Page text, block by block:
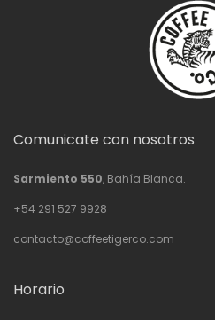
Comunicate con nosotros
Sarmiento 550, Bahía Blanca.
+54 291 527 9928
contacto@coffeetigerco.com
Horario